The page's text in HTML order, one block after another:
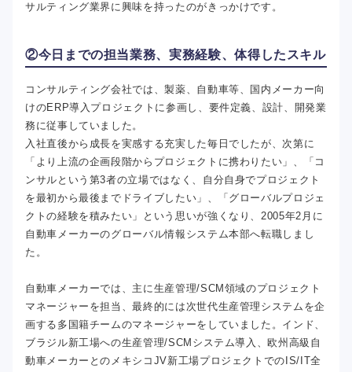
サルティング業界に興味を持ったのがきっかけです。
②今日までの担当業務、実務経験、体得したスキル
コンサルティング会社では、製薬、自動車等、国内メーカー向
けのERP導入プロジェクトに参画し、要件定義、設計、開発業
務に従事していました。
入社直後から成長を実感する充実した毎日でしたが、次第に
「より上流の企画段階からプロジェクトに携わりたい」、「コ
ンサルという第3者の立場ではなく、自分自身でプロジェクト
を最初から最後までドライブしたい」、「グローバルプロジェ
クトの経験を積みたい」という思いが強くなり、2005年2月に
自動車メーカーのグローバル情報システム本部へ転職しまし
た。
自動車メーカーでは、主に生産管理/SCM領域のプロジェクト
マネージャーを担当、最終的には次世代生産管理システムを企
画する多国籍チームのマネージャーをしていました。インド、
ブラジル新工場への生産管理/SCMシステム導入、欧州高級自
動車メーカーとのメキシコJV新工場プロジェクトでのIS/IT全